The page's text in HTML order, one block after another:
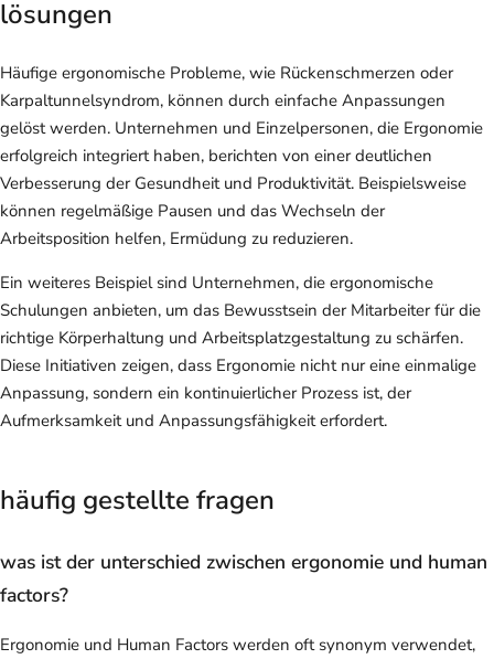
lösungen
Häufige ergonomische Probleme, wie Rückenschmerzen oder
Karpaltunnelsyndrom, können durch einfache Anpassungen
gelöst werden. Unternehmen und Einzelpersonen, die Ergonomie
erfolgreich integriert haben, berichten von einer deutlichen
Verbesserung der Gesundheit und Produktivität. Beispielsweise
können regelmäßige Pausen und das Wechseln der
Arbeitsposition helfen, Ermüdung zu reduzieren.
Ein weiteres Beispiel sind Unternehmen, die ergonomische
Schulungen anbieten, um das Bewusstsein der Mitarbeiter für die
richtige Körperhaltung und Arbeitsplatzgestaltung zu schärfen.
Diese Initiativen zeigen, dass Ergonomie nicht nur eine einmalige
Anpassung, sondern ein kontinuierlicher Prozess ist, der
Aufmerksamkeit und Anpassungsfähigkeit erfordert.
häufig gestellte fragen
was ist der unterschied zwischen ergonomie und human
factors?
Ergonomie und Human Factors werden oft synonym verwendet,